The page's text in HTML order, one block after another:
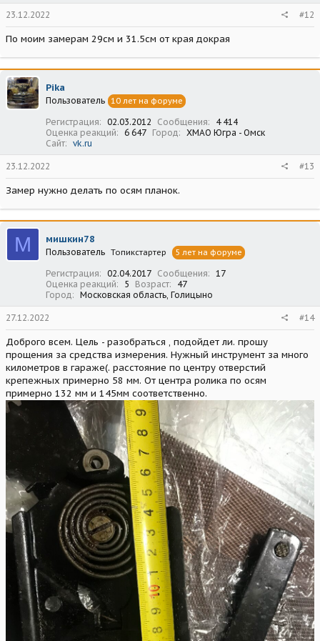
23.12.2022 #12
По моим замерам 29см и 31.5см от края докрая
Pika
Пользователь 10 лет на форуме
Регистрация 02.03.2012 Сообщения
4 414
Оценка реакций
6 647 Город
ХМАО Югра - Омск
Сайт
vk.ru
23.12.2022 #13
Замер нужно делать по осям планок.
М мишкин78
Пользователь Топикстартер 5 лет на форуме
Регистрация 02.04.2017 Сообщения
17
Оценка реакций
5 Возраст
47
Город
Московская область, Голицыно
27.12.2022 #14
Доброго всем. Цель - разобраться , подойдет ли. прошу
прощения за средства измерения. Нужный инструмент за много
километров в гараже(. расстояние по центру отверстий
крепежных примерно 58 мм. От центра ролика по осям
примерно 132 мм и 145мм соответственно.